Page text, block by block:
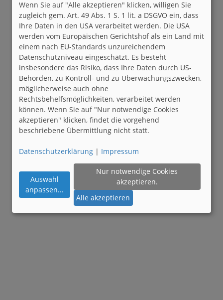
Wenn Sie auf "Alle akzeptieren" klicken, willigen Sie
zugleich gem. Art. 49 Abs. 1 S. 1 lit. a DSGVO ein, dass
Ihre Daten in den USA verarbeitet werden. Die USA
werden vom Europäischen Gerichtshof als ein Land mit
einem nach EU-Standards unzureichendem
Datenschutzniveau eingeschätzt. Es besteht
insbesondere das Risiko, dass Ihre Daten durch US-
Behörden, zu Kontroll- und zu Überwachungszwecken,
möglicherweise auch ohne
Rechtsbehelfsmöglichkeiten, verarbeitet werden
können. Wenn Sie auf "Nur notwendige Cookies
akzeptieren" klicken, findet die vorgehend
beschriebene Übermittlung nicht statt.
Datenschutzerklärung | Impressum
Auswahl
anpassen...
Nur notwendige Cookies
akzeptieren.
Alle akzeptieren